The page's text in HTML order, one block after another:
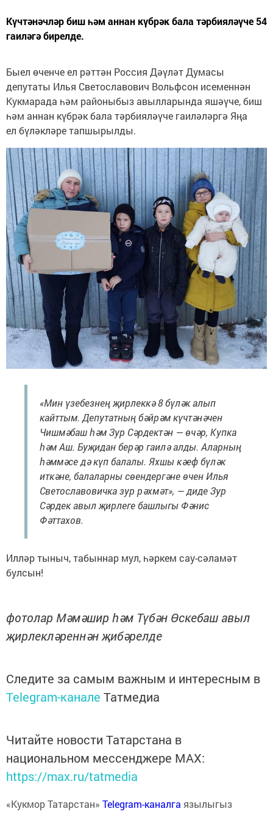
Күчтәнәчләр биш һәм аннан күбрәк бала тәрбияләүче 54
гаиләгә бирелде.
Быел өченче ел рәттән Россия Дәүләт Думасы
депутаты Илья Светославович Вольфсон исеменнән
Кукмарада һәм районыбыз авылларында яшәүче, биш
һәм аннан күбрәк бала тәрбияләүче гаиләләргә Яңа
ел бүләкләре тапшырылды.
«Мин үзебезнең җирлеккә 8 бүләк алып
кайттым. Депутатның бәйрәм күчтәнәчен
Чишмәбаш һәм Зур Сәрдектән — өчәр, Купка
һәм Аш. Буҗидан берәр гаилә алды. Аларның
һәммәсе дә күп балалы. Яхшы кәеф бүләк
иткәне, балаларны сөендергәне өчен Илья
Светославовичка зур рәхмәт», — диде Зур
Сәрдек авыл җирлеге башлыгы Фәнис
Фәттахов.
Илләр тыныч, табыннар мул, һәркем сау-сәламәт
булсын!
фотолар Мәмәшир һәм Түбән Өскебаш авыл
җирлекләреннән җибәрелде
Следите за самым важным и интересным в
Telegram-канале Татмедиа
Читайте новости Татарстана в
национальном мессенджере MАХ:
https://max.ru/tatmedia
«Кукмор Татарстан» Telegram-каналга язылыгыз